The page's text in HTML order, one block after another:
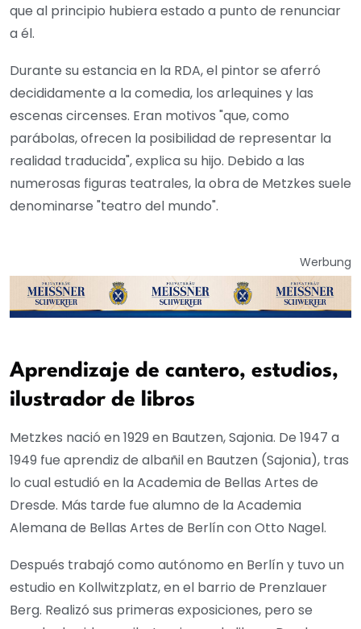
que al principio hubiera estado a punto de renunciar
a él.
Durante su estancia en la RDA, el pintor se aferró
decididamente a la comedia, los arlequines y las
escenas circenses. Eran motivos "que, como
parábolas, ofrecen la posibilidad de representar la
realidad traducida", explica su hijo. Debido a las
numerosas figuras teatrales, la obra de Metzkes suele
denominarse "teatro del mundo".
Werbung
Aprendizaje de cantero, estudios,
ilustrador de libros
Metzkes nació en 1929 en Bautzen, Sajonia. De 1947 a
1949 fue aprendiz de albañil en Bautzen (Sajonia), tras
lo cual estudió en la Academia de Bellas Artes de
Dresde. Más tarde fue alumno de la Academia
Alemana de Bellas Artes de Berlín con Otto Nagel.
Después trabajó como autónomo en Berlín y tuvo un
estudio en Kollwitzplatz, en el barrio de Prenzlauer
Berg. Realizó sus primeras exposiciones, pero se